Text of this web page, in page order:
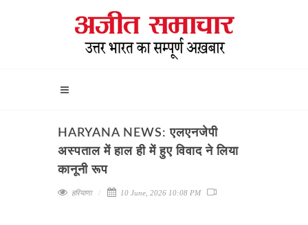
HARYANA NEWS: एलएनजेपी
अस्पताल में हाल ही में हुए विवाद ने लिया
कानूनी रूप
हरियाणा 10 June, 2026 10:08 PM